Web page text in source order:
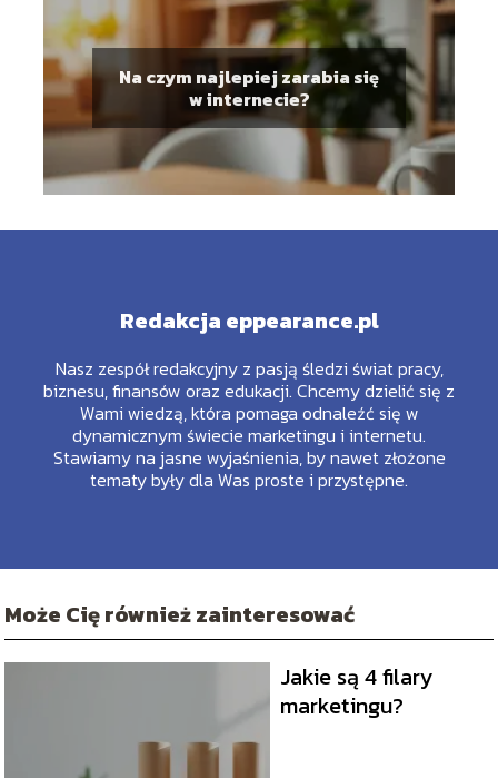
Na czym najlepiej zarabia się
w internecie?
Redakcja eppearance.pl
Nasz zespół redakcyjny z pasją śledzi świat pracy,
biznesu, finansów oraz edukacji. Chcemy dzielić się z
Wami wiedzą, która pomaga odnaleźć się w
dynamicznym świecie marketingu i internetu.
Stawiamy na jasne wyjaśnienia, by nawet złożone
tematy były dla Was proste i przystępne.
Może Cię również zainteresować
Jakie są 4 filary
marketingu?